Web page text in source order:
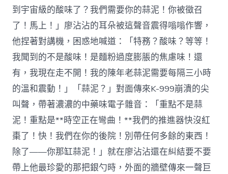
到宇宙級的酸味了？我們需要你的蒜泥！你被徵召
了！馬上！」廖沾沾的耳朵被這聲音震得嗡嗡作響，
他捏著對講機，困惑地喊道：「特務？酸味？等等！
我聞到的不是酸味！是麵粉過度膨脹的焦慮味！還
有，我現在走不開！我的陳年老蒜泥需要每隔三小時
的溫和震動！」「蒜泥？」對面傳來K-999崩潰的尖
叫聲，帶著濃濃的中藥味電子雜音：「重點不是蒜
泥！重點是**時空正在彎曲！**我們的推進器快沒紅
棗了！快！我們在你的後院！別帶任何多餘的東西！
除了——你那缸蒜泥！」就在廖沾沾還在糾結要不要
帶上他最珍愛的那把銀勺時，外面的牆壁傳來一聲巨